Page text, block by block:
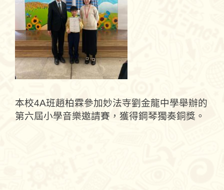
本校4A班趙柏霖參加妙法寺劉金龍中學舉辦的
第六屆小學音樂邀請賽，獲得鋼琴獨奏銅獎。